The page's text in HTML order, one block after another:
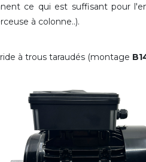
ce qui est suffisant pour
à colonne..).
à trous taraudés (montage